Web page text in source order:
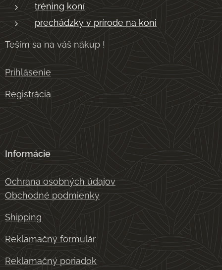
tréning koní
prechádzky v prírode na koni
Teším sa na váš nákup !
Prihlásenie
Registrácia
Informácie
Ochrana osobných údajov
Obchodné podmienky
Shipping
Reklamačný formulár
Reklamačný poriadok